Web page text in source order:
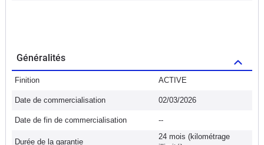
Généralités
Finition ACTIVE
Date de commercialisation 02/03/2026
Date de fin de commercialisation --
Durée de la garantie
24 mois (kilométrage